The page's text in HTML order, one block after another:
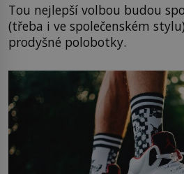
Tou nejlepší volbou budou
(třeba i ve společenském
prodyšné polobotky.